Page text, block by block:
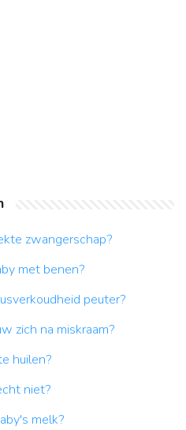
zwangerschap?
met benen?
peuter?
zich na miskraam?
huilen?
niet?
melk?